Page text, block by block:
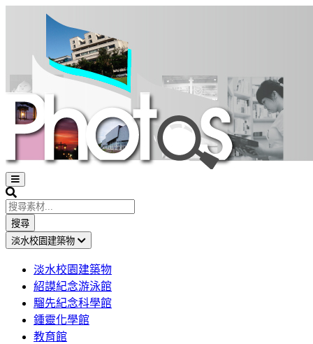
Open
sidebar
Search
搜尋
淡水校園建築物
淡水校園建築物
紹謨紀念游泳館
騮先紀念科學館
鍾靈化學館
教育館